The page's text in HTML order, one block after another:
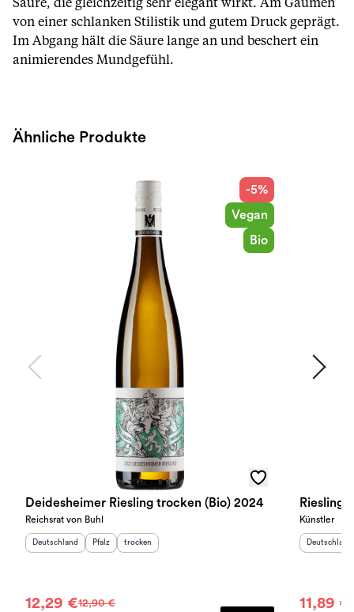
Säure, die gleichzeitig sehr elegant wirkt. Am Gaumen
von einer schlanken Stilistik und gutem Druck geprägt.
Im Abgang hält die Säure lange an und beschert ein
animierendes Mundgefühl.
Ähnliche Produkte
-5%
Vegan
Bio
Deidesheimer Riesling trocken (Bio) 2024
Reichsrat von Buhl
Herkunftsland
Deutschland Herkunftsregion
Pfalz Geschmack
trocken
12,29 €12,90 €
Riesling
Künstler
Deutschland
11,89 €